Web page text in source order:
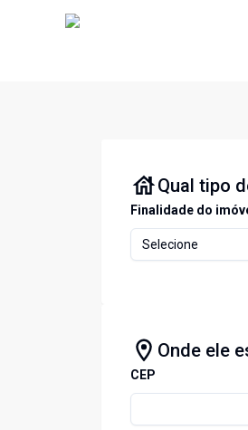
Qual tipo
Finalidade do
Selecione
Onde ele
CEP